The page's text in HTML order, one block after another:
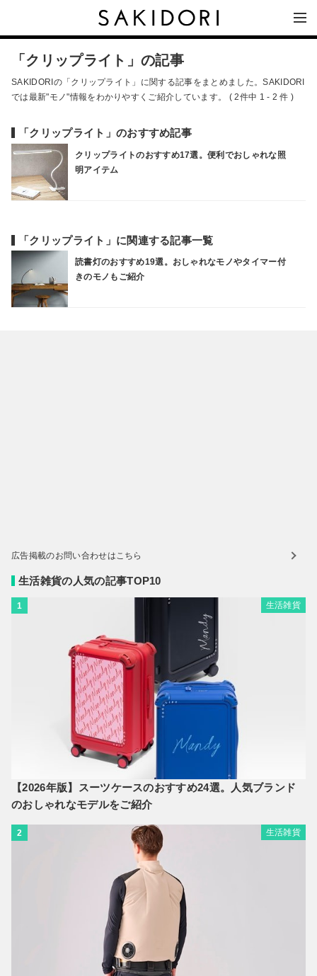
「クリップライト」の記事
SAKIDORIの「クリップライト」に関する記事をまとめました。SAKIDORI
では最新"モノ"情報をわかりやすくご紹介しています。 ( 2件中 1 - 2 件 )
「クリップライト」のおすすめ記事
クリップライトのおすすめ17選。便利でおしゃれな照
明アイテム
「クリップライト」に関連する記事一覧
読書灯のおすすめ19選。おしゃれなモノやタイマー付
きのモノもご紹介
広告掲載のお問い合わせはこちら
生活雑貨の人気の記事TOP10
1 生活雑貨
【2026年版】スーツケースのおすすめ24選。人気ブランド
のおしゃれなモデルをご紹介
2 生活雑貨